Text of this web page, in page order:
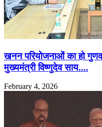
खनन परियोजनाओं का हो
मुख्यमंत्री विष्णुदेव साय….
February 4, 2026